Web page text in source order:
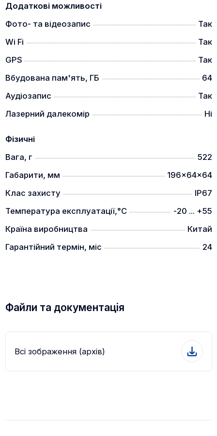
реальному часі.
Сповіщення APP у реальному часі
Ваші мобільні пристрої повідомлять вас негайно,
коли об’єкт потрапить у ваше поле зору.
Високий ступінь захисту
Додаткові можливості
Фото- та відеозапис
Так
Wi Fi
Так
GPS
Так
Вбудована пам'ять, ГБ
64
Аудіозапис
Так
Лазерний далекомір
Ні
Фізичні
Вага, г
522
Габарити, мм
196x64x64
Клас захисту
IP67
Температура експлуатації,°C
-20 ... +55
Країна виробництва
Китай
Гарантійний термін, міс
24
Файли та документація
Всі зображення (архів)